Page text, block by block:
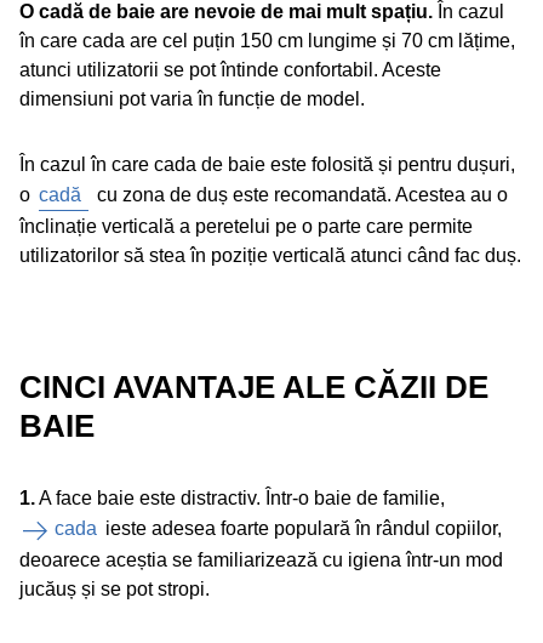
O cadă de baie are nevoie de mai mult spațiu. În cazul
în care cada are cel puțin 150 cm lungime și 70 cm lățime,
atunci utilizatorii se pot întinde confortabil. Aceste
dimensiuni pot varia în funcție de model.
În cazul în care cada de baie este folosită și pentru dușuri,
o cadă
cu zona de duș este recomandată. Acestea au o
înclinație verticală a peretelui pe o parte care permite
utilizatorilor să stea în poziție verticală atunci când fac duș.
CINCI AVANTAJE ALE CĂZII DE
BAIE
1.A face baie este distractiv. Într-o baie de familie,
cada ieste adesea foarte populară în rândul copiilor,
deoarece aceștia se familiarizează cu igiena într-un mod
jucăuș și se pot stropi.